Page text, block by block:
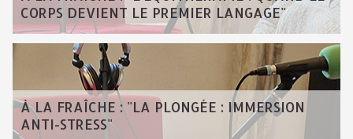
CORPS DEVIENT LE PREMIER LANGAGE"
À LA FRAÎCHE : "LA PLONGÉE : IMMERSION
ANTI-STRESS"